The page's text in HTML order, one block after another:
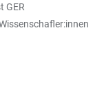
GER